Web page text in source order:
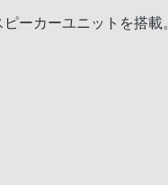
ーカーユニットを搭